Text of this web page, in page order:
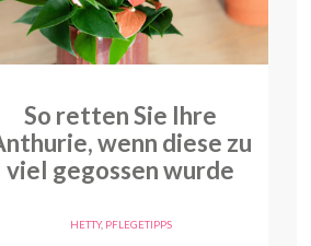
So retten Sie Ihre
wenn diese zu
viel gegossen wurde
HETTY, PFLEGETIPPS